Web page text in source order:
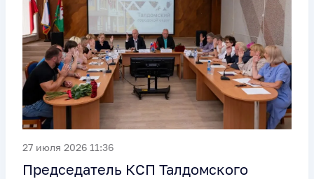
27 июля 2026 11:36
Председатель КСП Талдомского